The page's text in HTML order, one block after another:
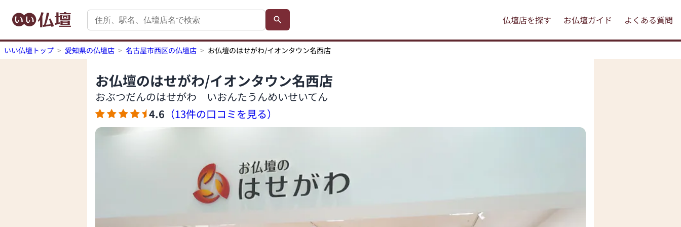
仏壇店を探す お仏壇ガイド よくある質問
いい仏壇トップ 愛知県の仏壇店 名古屋市西区の仏壇店 お仏壇のはせがわ/イオンタウン名西店
お仏壇のはせがわ/イオンタウン名西店
おぶつだんのはせがわ いおんたうんめいせいてん
4.6 （13件の口コミを見る）